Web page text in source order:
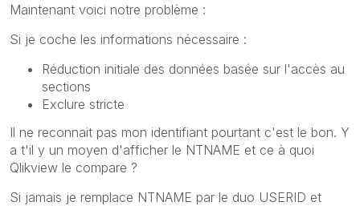
Maintenant voici notre problème :
Si je coche les informations nécessaire :
Réduction initiale des données basée sur l'accès au
sections
Exclure stricte
Il ne reconnait pas mon identifiant pourtant c'est le bon. Y
a t'il y un moyen d'afficher le NTNAME et ce à quoi
Qlikview le compare ?
Si jamais je remplace NTNAME par le duo USERID et